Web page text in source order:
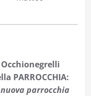
PARROCCHIA:
parrocchia